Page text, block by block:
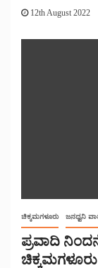
12th August 2022
ಚಿಕ್ಕಮಗಳೂರು ಜನಧ್ವನಿ
ಪ್ರವಾದಿ